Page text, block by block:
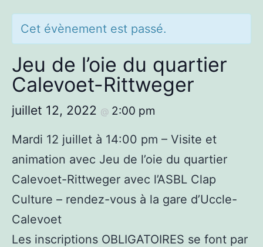
Cet évènement est passé.
Jeu de l’oie du quartier
Calevoet-Rittweger
juillet 12, 2022 @ 2:00 pm
Mardi 12 juillet à 14:00 pm – Visite et
animation avec Jeu de l’oie du quartier
Calevoet-Rittweger avec l’ASBL Clap
Culture – rendez-vous à la gare d’Uccle-
Calevoet
Les inscriptions OBLIGATOIRES se font par